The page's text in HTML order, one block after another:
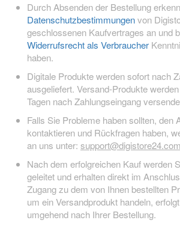
Durch Absenden der Bestellung
Datenschutzbestimmungenvon
geschlossenen Kaufvertrages an und
Widerrufsrecht als Verbraucher
haben.
Digitale Produkte werden sofort nach
ausgeliefert. Versand-Produkte
Tagen nach Zahlungseingang
Falls Sie Probleme haben sollten, den
kontaktieren und Rückfragen haben,
an uns unter: support@digistore24.com
Nach dem erfolgreichen Kauf werden
geleitet und erhalten direkt im
Zugang zu dem von Ihnen bestellten
um ein Versandprodukt handeln,
umgehend nach Ihrer Bestellung.